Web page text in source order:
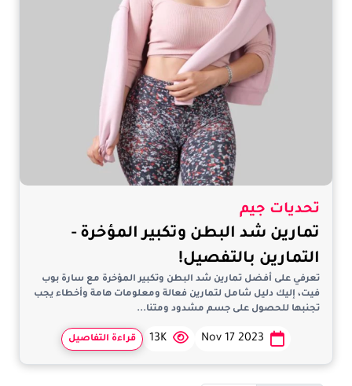
تحديات جيم
تمارين شد البطن وتكبير المؤخرة -
التمارين بالتفصيل!
تعرفي على أفضل تمارين شد البطن وتكبير المؤخرة مع سارة بوب
فيت، إليك دليل شامل لتمارين فعالة ومعلومات هامة وأخطاء يجب
تجنبها للحصول على جسم مشدود ومتنا...
Nov 17 2023
13K قراءة التفاصيل